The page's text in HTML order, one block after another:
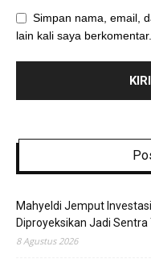
Simpan nama, email,
lain kali saya berkomentar.
Mahyeldi Jemput
Diproyeksikan Jadi
8 Agustus 2026